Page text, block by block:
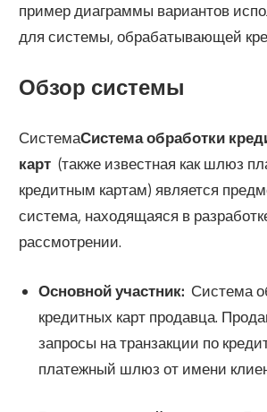
пример диаграммы вариантов
для системы, обрабатывающей
Обзор системы
СистемаСистема обработки
карт (также известная как шлюз
кредитным картам) является
система, находящаяся в
рассмотрении.
Основной участник: Система
кредитных карт продавца.
запросы на транзакции по
платежный шлюз от имени